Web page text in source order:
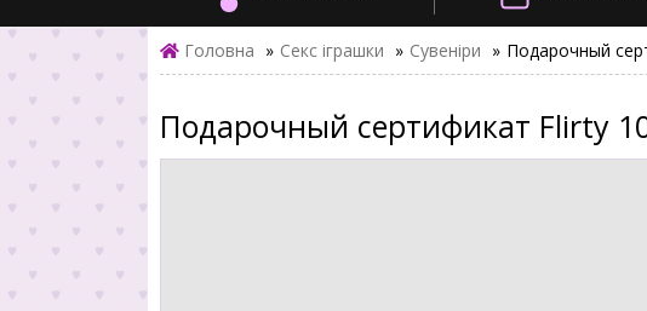
Головна » Секс іграшки » Сувеніри » Подарочный
Подарочный сертификат Flirty